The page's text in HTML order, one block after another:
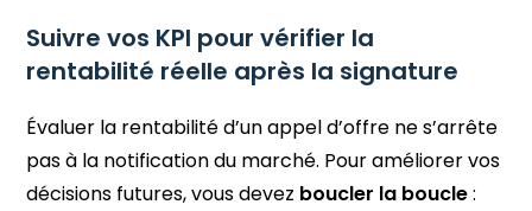
Suivre vos KPI pour vérifier la
rentabilité réelle après la signature
Évaluer la rentabilité d’un appel d’offre ne s’arrête
pas à la notification du marché. Pour améliorer vos
décisions futures, vous devez boucler la boucle: